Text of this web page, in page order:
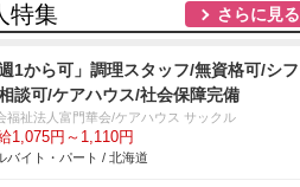
特集 さらに見る
週1から可」調理スタッフ/無資格可/シフ
相談可/ケアハウス/社会保障完備
福祉法人富門華会/ケアハウス サックル
1,075円～1,110円
バイト・パート / 北海道